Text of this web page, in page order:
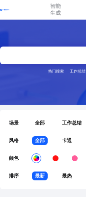
智能
生成
热门搜索 工作总结
场景 全部 工作总结
风格 全部 卡通
颜色
排序 最新 最热